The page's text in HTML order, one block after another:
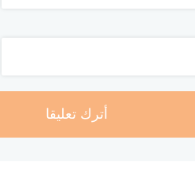
أترك تعليقا